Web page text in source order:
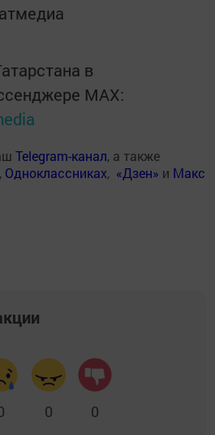
в
MАХ:
Telegram-канал, а также
, Одноклассниках, «Дзен» и Макс
0 0